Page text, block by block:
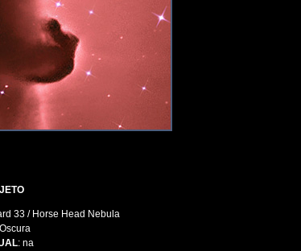
33 / Horse Head Nebula
: na